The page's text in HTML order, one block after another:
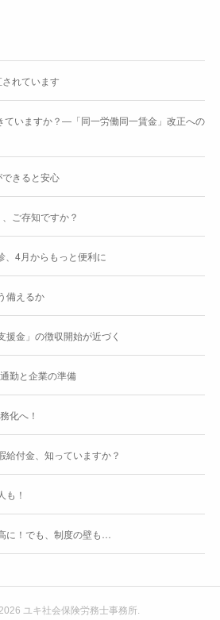
れています
ていますか？―「同一労働同一賃金」改正への
きると安心
ご存知ですか？
4月からもっと便利に
備えるか
援金」の徴収開始が近づく
勤と企業の準備
化へ！
給付金、知っていますか？
も！
に！でも、制度の壁も…
ユキ社会保険労務士事務所.